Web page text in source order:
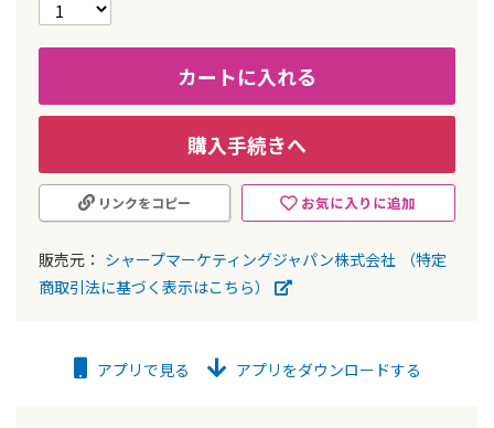
カートに入れる
購入手続きへ
お気に入りに追加
リンクをコピー
販売元： シャープマーケティングジャパン株式会社
（特定
商取引法に基づく表示はこちら）
アプリで見る アプリをダウンロードする